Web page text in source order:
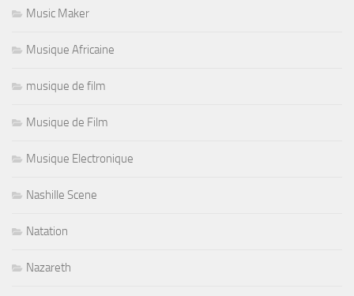
Music Maker
Musique Africaine
musique de film
Musique de Film
Musique Electronique
Nashille Scene
Natation
Nazareth